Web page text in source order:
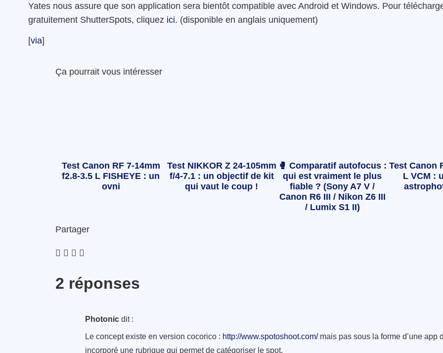
Yates nous assure que son application sera bientôt compatible avec Android et Windows. Pour
gratuitement ShutterSpots, cliquez ici. (disponible en anglais uniquement)
[via]
Ça pourrait vous intéresser
Test Canon RF 7-14mm
f2.8-3.5 L FISHEYE : un
ovni
Test NIKKOR Z 24-105mm
f/4-7.1 : un objectif de kit
qui vaut le coup !
🥊 Comparatif autofocus :
qui est vraiment le plus
fiable ? (Sony A7 V /
Canon R6 III / Nikon Z6 III
/ Lumix S1 II)
Test Canon
L VCM :
Partager
2 réponses
Photonic dit :
Le concept existe en version cocorico : http://www.spotoshoot.com/mais pas sous la forme d’une app
incorporé une rubrique qui permet de catégoriser le spot.